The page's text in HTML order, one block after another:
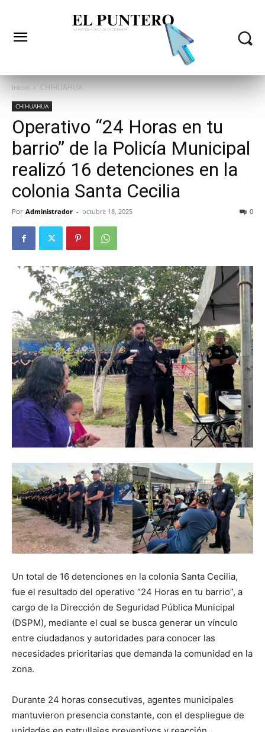
Inicio CHIHUAHUA
CHIHUAHUA
Operativo “24 Horas en tu
barrio” de la Policía Municipal
realizó 16 detenciones en la
colonia Santa Cecilia
Por Administrador - octubre 18, 2025 0
Un total de 16 detenciones en la colonia Santa Cecilia,
fue el resultado del operativo “24 Horas en tu barrio”, a
cargo de la Dirección de Seguridad Pública Municipal
(DSPM), mediante el cual se busca generar un vínculo
entre ciudadanos y autoridades para conocer las
necesidades prioritarias que demanda la comunidad en la
zona.
Durante 24 horas consecutivas, agentes municipales
mantuvieron presencia constante, con el despliegue de